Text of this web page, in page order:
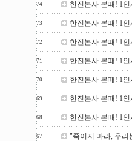
74 한진본사 본때! 1
73 한진본사 본때! 1
72 한진본사 본때! 1
71 한진본사 본때! 1
70 한진본사 본때! 1
69 한진본사 본때! 1
68 한진본사 본때! 1
67 "죽이지 마라, 우리